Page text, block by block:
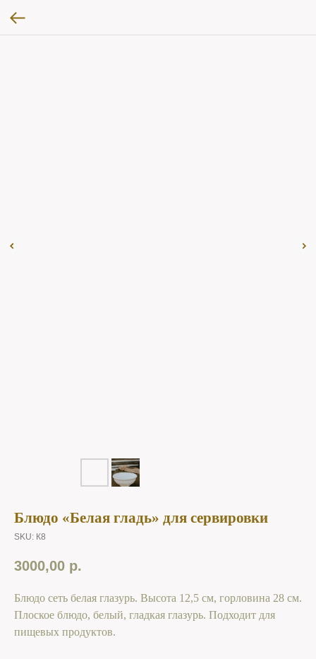
Блюдо «Белая гладь» для сервировки
SKU: К8
3000,00 р.
Блюдо сеть белая глазурь. Высота 12,5 см, горловина 28 см.
Плоское блюдо, белый, гладкая глазурь. Подходит для
пищевых продуктов.